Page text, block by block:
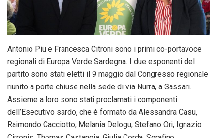
Antonio Piu e Francesca Citroni sono i primi co-portavoce
regionali di Europa Verde Sardegna. I due esponenti del
partito sono stati eletti il 9 maggio dal Congresso regionale
riunito a porte chiuse nella sede di via Nurra, a Sassari.
Assieme a loro sono stati proclamati i componenti
dell’Esecutivo sardo, che è formato da Alessandra Casu,
Raimondo Cacciotto, Melania Delogu, Stefano Ori, Ignazio